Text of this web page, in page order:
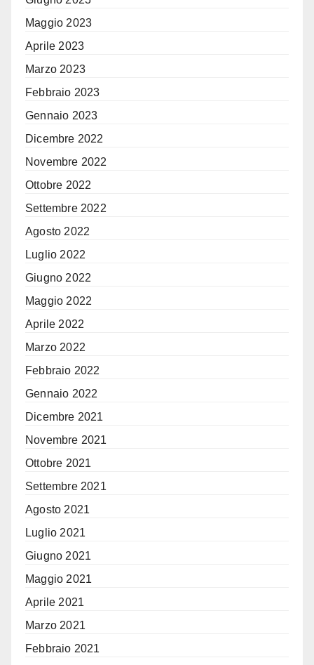
Maggio 2023
Aprile 2023
Marzo 2023
Febbraio 2023
Gennaio 2023
Dicembre 2022
Novembre 2022
Ottobre 2022
Settembre 2022
Agosto 2022
Luglio 2022
Giugno 2022
Maggio 2022
Aprile 2022
Marzo 2022
Febbraio 2022
Gennaio 2022
Dicembre 2021
Novembre 2021
Ottobre 2021
Settembre 2021
Agosto 2021
Luglio 2021
Giugno 2021
Maggio 2021
Aprile 2021
Marzo 2021
Febbraio 2021